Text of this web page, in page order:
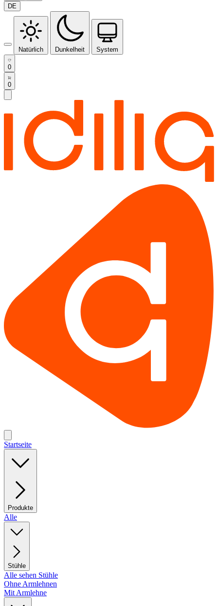
DE
Natürlich Dunkelheit System
0
0
Startseite
Produkte
Alle
Stühle
Alle sehen Stühle
Ohne Armlehnen
Mit Armlehne